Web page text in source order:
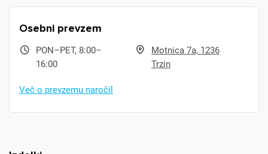
Osebni prevzem
PON–PET, 8:00–
16:00
Motnica 7a, 1236
Trzin
Več o prevzemu naročil